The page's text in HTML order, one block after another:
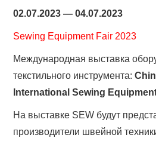
02.07.2023 — 04.07.2023
Sewing Equipment Fair 2023
Международная выставка
текстильного инструмента:
International Sewing
На выставке SEW будут
производители швейной